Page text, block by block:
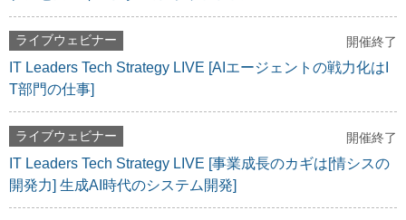
ライブウェビナー 開催終了
IT Leaders Tech Strategy LIVE [AIエージェントの戦力化はI
T部門の仕事]
ライブウェビナー 開催終了
IT Leaders Tech Strategy LIVE [事業成長のカギは[情シスの
開発力] 生成AI時代のシステム開発]